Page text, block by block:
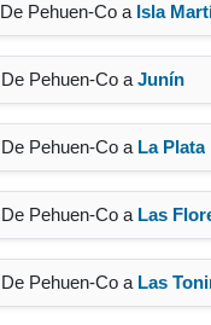
De Pehuen-Co a Isla
De Pehuen-Co a Junín
De Pehuen-Co a La Plata
De Pehuen-Co a Las
De Pehuen-Co a Las